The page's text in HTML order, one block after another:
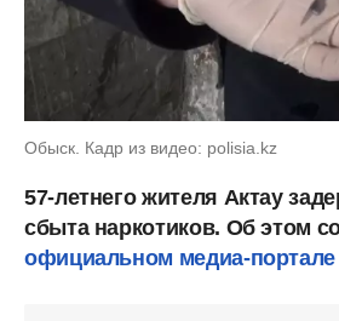
Обыск. Кадр из видео: polisia.kz
57-летнего жителя Актау
сбыта наркотиков. Об этом
официальном медиа-